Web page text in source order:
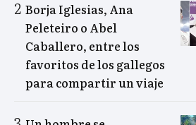
Borja Iglesias, Ana
Peleteiro o Abel
Caballero, entre los
favoritos de los gallegos
para compartir un viaje